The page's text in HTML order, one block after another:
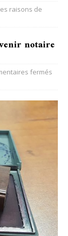
raisons de
notaire
fermés